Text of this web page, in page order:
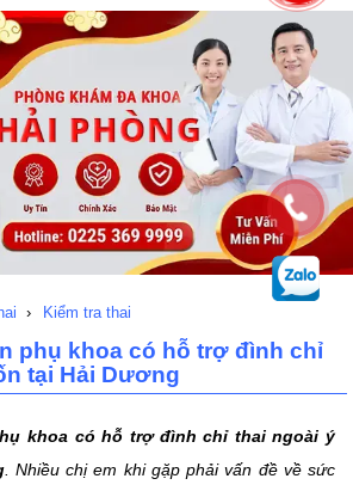
› Kiểm tra thai
phụ khoa có hỗ trợ đình chỉ
tại Hải Dương
khoa có hỗ trợ đình chỉ thai ngoài ý
. Nhiều chị em khi gặp phải vấn đề về sức